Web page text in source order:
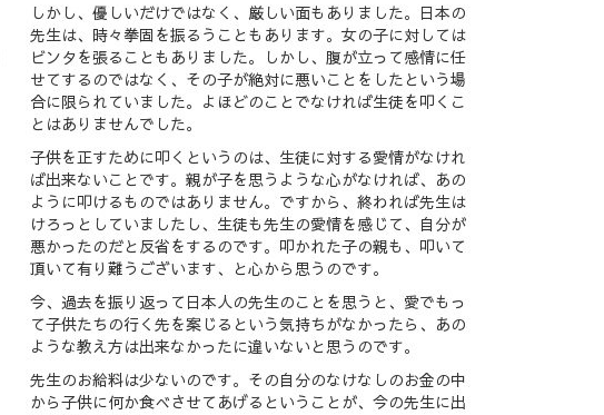
しかし、優しいだけではなく、厳しい面もありました。日本の
先生は、時々拳固を振るうこともあります。女の子に対しては
ビンタを張ることもありました。しかし、腹が立って感情に任
せてするのではなく、その子が絶対に悪いことをしたという場
合に限られていました。よほどのことでなければ生徒を叩くこ
とはありませんでした。
子供を正すために叩くというのは、生徒に対する愛情がなけれ
ば出来ないことです。親が子を思うような心がなければ、あの
ように叩けるものではありません。ですから、終われば先生は
けろっとしていましたし、生徒も先生の愛情を感じて、自分が
悪かったのだと反省をするのです。叩かれた子の親も、叩いて
頂いて有り難うございます、と心から思うのです。
今、過去を振り返って日本人の先生のことを思うと、愛でもっ
て子供たちの行く先を案じるという気持ちがなかったら、あの
ような教え方は出来なかったに違いないと思うのです。
先生のお給料は少ないのです。その自分のなけなしのお金の中
から子供に何か食べさせてあげるということが、今の先生に出